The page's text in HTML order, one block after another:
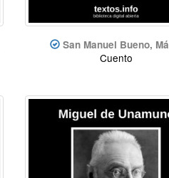
San Manuel Bueno,
Cuento